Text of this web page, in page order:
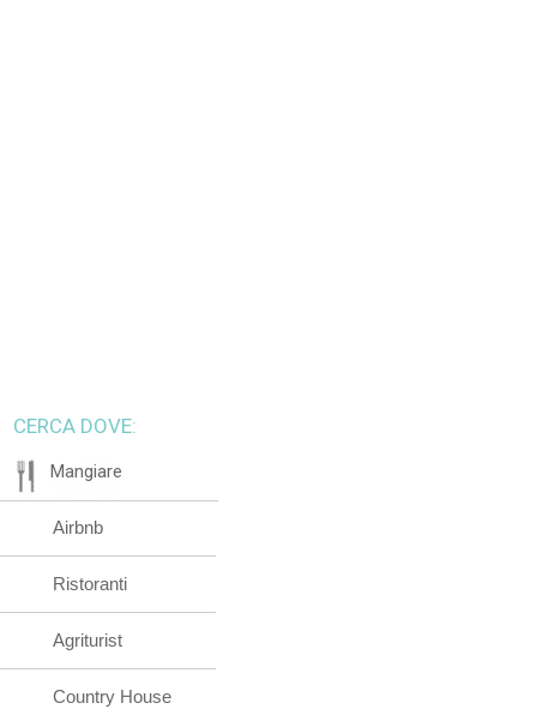
CERCA DOVE:
Mangiare
Airbnb
Ristoranti
Agriturist
Country House